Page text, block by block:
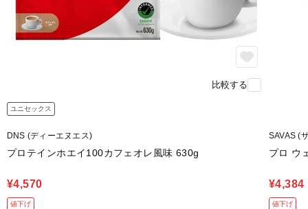
比較する
ユニセックス
DNS (ディーエヌエス)
プロテインホエイ100カフェオレ風味 630g
¥4,570
値下げ
SAVAS (
プロ ウ
¥4,384
値下げ